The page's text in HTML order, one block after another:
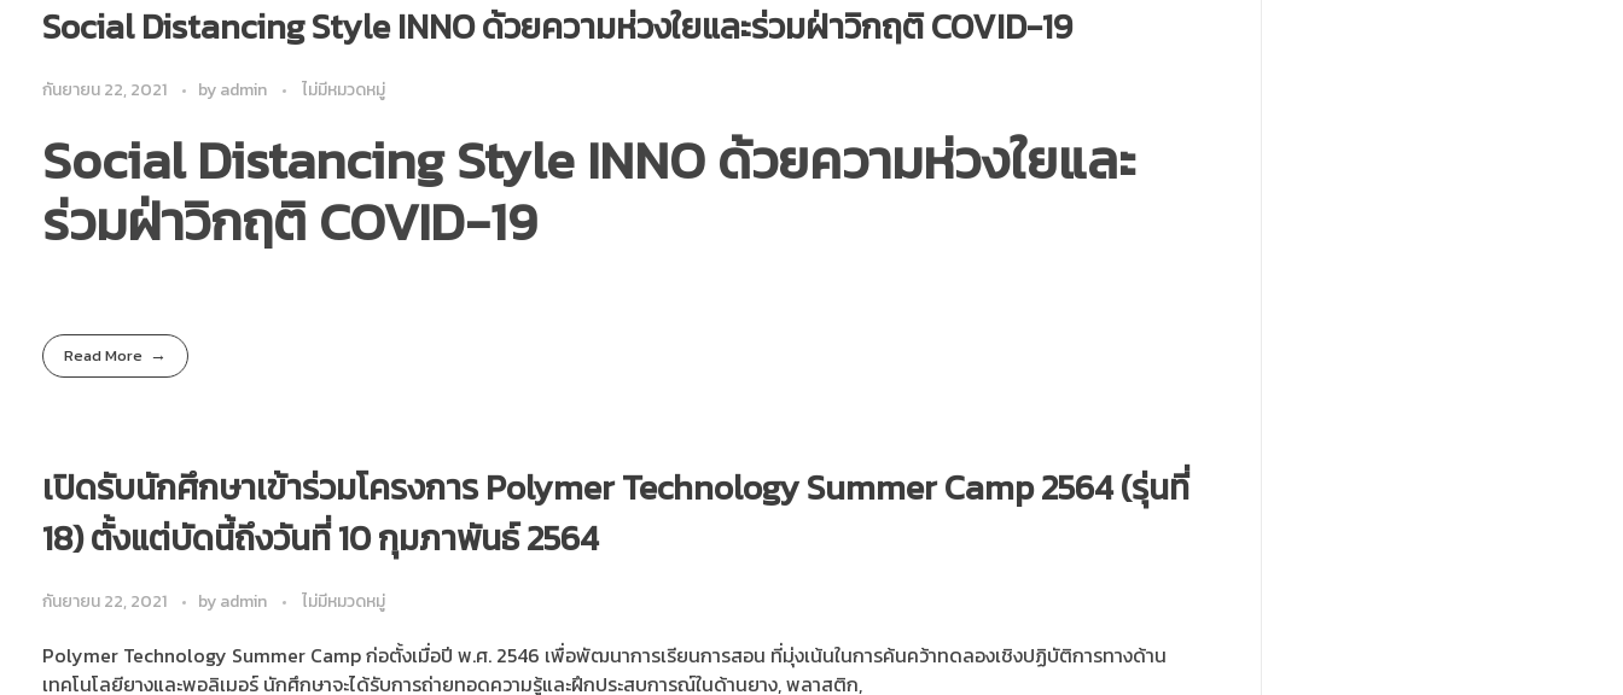
Social Distancing Style INNO ด้วยความห่วงใยและร่วมฝ่าวิกฤติ COVID-19
กันยายน 22, 2021 byadmin ไม่มีหมวดหมู่
Social Distancing Style INNO ด้วยความห่วงใยและ
ร่วมฝ่าวิกฤติ COVID-19
Read More
เปิดรับนักศึกษาเข้าร่วมโครงการ Polymer Technology Summer Camp 2564 (รุ่นที่
18) ตั้งแต่บัดนี้ถึงวันที่ 10 กุมภาพันธ์ 2564
กันยายน 22, 2021 byadmin ไม่มีหมวดหมู่
Polymer Technology Summer Camp ก่อตั้งเมื่อปี พ.ศ. 2546 เพื่อพัฒนาการเรียนการสอน ที่มุ่งเน้นในการค้นคว้าทดลองเชิงปฏิบัติการทางด้าน
เทคโนโลยียางและพอลิเมอร์ นักศึกษาจะได้รับการถ่ายทอดความรู้และฝึกประสบการณ์ในด้านยาง, พลาสติก,